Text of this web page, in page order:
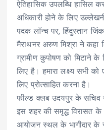
ऐतिहासिक उपलब्धि हासिल
अधिकारी होने के लिए
पदक लॉन्च पर, हिंदुस्तान
मैराथनर अरुण मिश्रा ने कहा
ग्रामीण कुपोषण को मिटाने
लिए है। हमारा लक्ष्य सभी
लिए प्रोत्साहित करना है।
फील्ड क्लब उदयपुर के सचिव
इस शहर की समृद्ध विरासत
आयोजन स्थल के भागीदार के